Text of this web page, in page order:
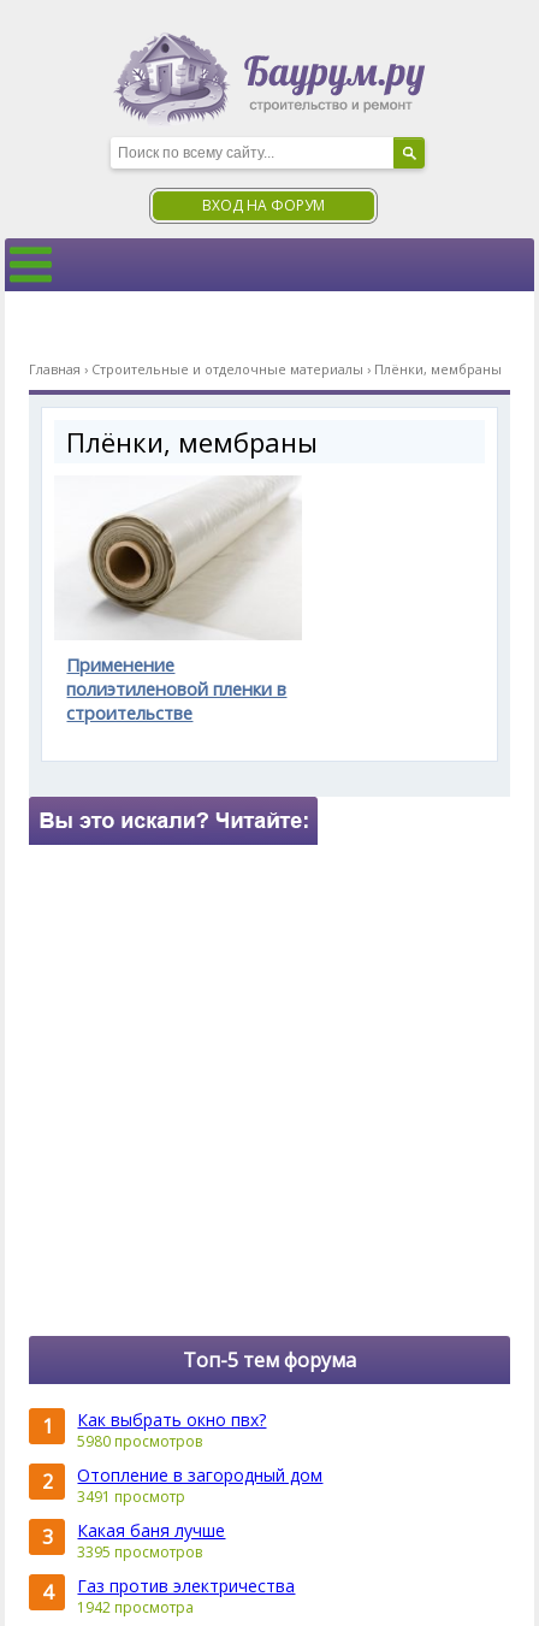
ВХОД НА ФОРУМ
Главная › Строительные и отделочные материалы › Плёнки, мембраны
Плёнки, мембраны
Применение
полиэтиленовой пленки в
строительстве
Топ-5 тем форума
1 Как выбрать окно пвх?
5980 просмотров
2 Отопление в загородный дом
3491 просмотр
3 Какая баня лучше
3395 просмотров
4 Газ против электричества
1942 просмотра